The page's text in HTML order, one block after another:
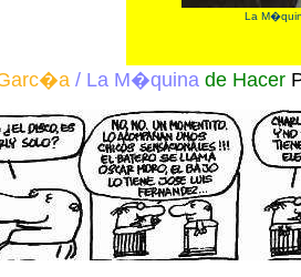
La
/ La M�quina de Hacer